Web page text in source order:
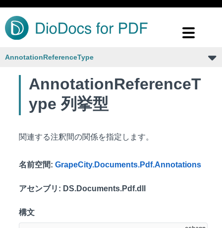
AnnotationReferenceType
AnnotationReferenceT
ype 列挙型
関連する注釈間の関係を指定します。
名前空間: GrapeCity.Documents.Pdf.Annotations
アセンブリ : DS.Documents.Pdf.dll
構文